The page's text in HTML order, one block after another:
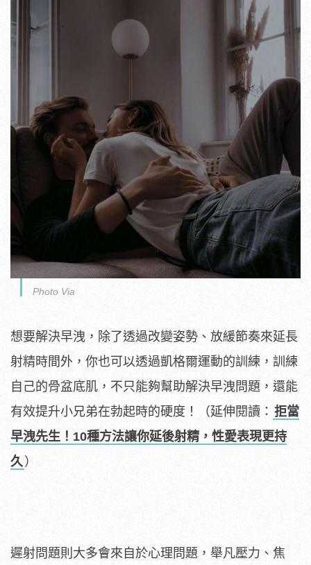
Photo Via
想要解決早洩，除了透過改變姿勢、放緩節奏來延長
射精時間外，你也可以透過凱格爾運動的訓練，訓練
自己的骨盆底肌，不只能夠幫助解決早洩問題，還能
有效提升小兄弟在勃起時的硬度！（延伸閱讀： 拒當
早洩先生！10種方法讓你延後射精，性愛表現更持
久 ）
遲射問題則大多會來自於心理問題，舉凡壓力、焦